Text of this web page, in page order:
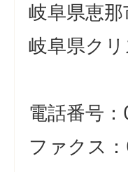
岐阜県恵
岐阜県ク
電話番号
ファクス